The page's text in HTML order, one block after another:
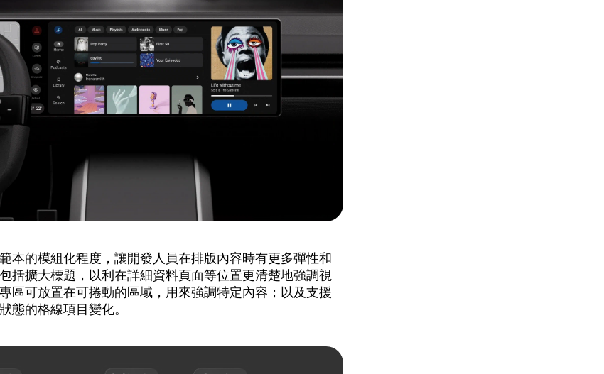
本的模組化程度，讓開發人員在排版內容時有更多彈性和
括擴大標題，以利在詳細資料頁面等位置更清楚地強調視
區可放置在可捲動的區域，用來強調特定內容；以及支援
態的格線項目變化。